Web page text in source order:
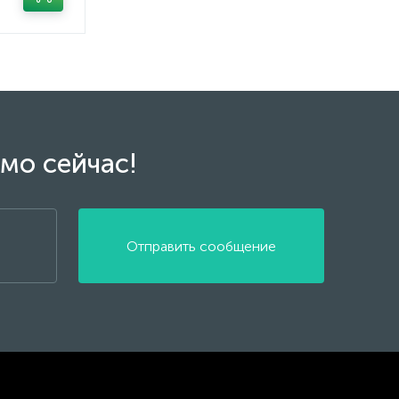
сейчас!
Отправить сообщение